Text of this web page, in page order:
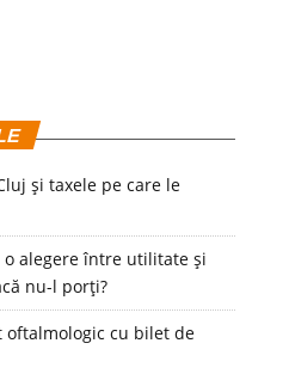
și taxele pe care le
alegere între utilitate și
nu-l porți?
oftalmologic cu bilet de